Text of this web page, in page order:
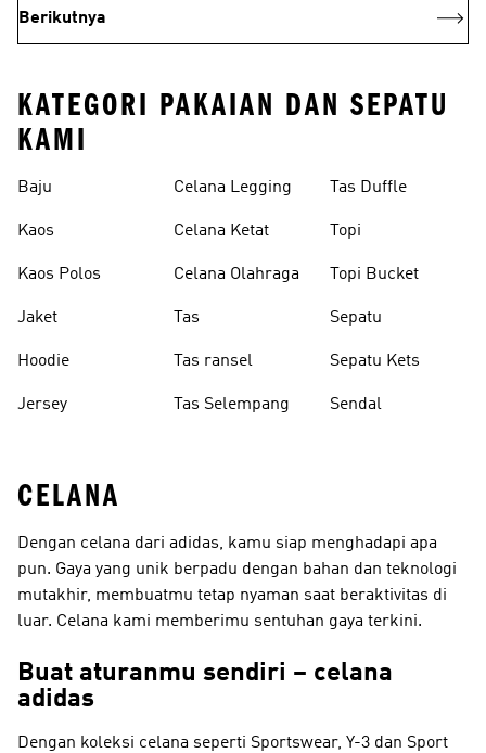
Berikutnya
KATEGORI PAKAIAN DAN SEPATU
KAMI
Baju
Kaos
Kaos Polos
Jaket
Hoodie
Jersey
Celana Legging
Celana Ketat
Celana Olahraga
Tas
Tas ransel
Tas Selempang
Tas Duffle
Topi
Topi Bucket
Sepatu
Sepatu Kets
Sendal
CELANA
Dengan celana dari adidas, kamu siap menghadapi apa
pun. Gaya yang unik berpadu dengan bahan dan teknologi
mutakhir, membuatmu tetap nyaman saat beraktivitas di
luar. Celana kami memberimu sentuhan gaya terkini.
Buat aturanmu sendiri – celana
adidas
Dengan koleksi celana seperti Sportswear, Y-3 dan Sport